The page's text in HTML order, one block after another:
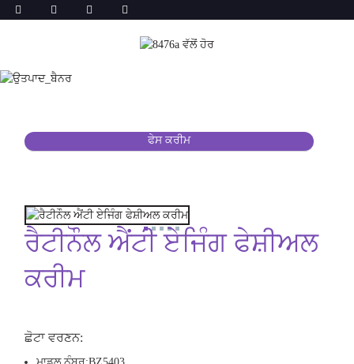
ਫੇਸ ਕਰੀਮ
ਰੈਟੀਨੌਲ ਐਂਟੀ ਏਜਿੰਗ ਫੇਸ਼ੀਅਲ
ਕਰੀਮ
ਛੋਟਾ ਵਰਣਨ: